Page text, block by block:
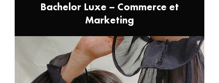
Bachelor Luxe – Commerce et
Marketing